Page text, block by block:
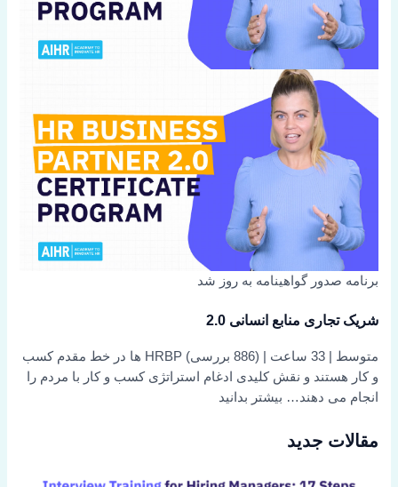
برنامه صدور گواهینامه به روز شد
شریک تجاری منابع انسانی 2.0
متوسط 33 ساعت (886 بررسی)
HRBP ها در خط مقدم کسب
و کار هستند و نقش کلیدی ادغام استراتژی کسب و کار با مردم را
انجام می دهند… بیشتر بدانید
مقالات جدید